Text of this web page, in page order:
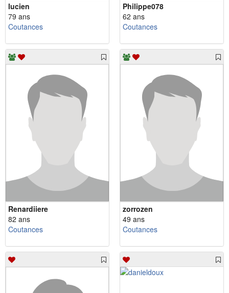
lucien
79 ans
Coutances
Philippe078
62 ans
Coutances
Renardiiere
82 ans
Coutances
zorrozen
49 ans
Coutances